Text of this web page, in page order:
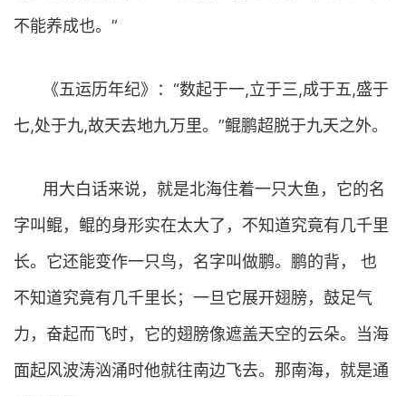
不能养成也。”
《五运历年纪》：“数起于一,立于三,成于五,盛于
七,处于九,故天去地九万里。”鲲鹏超脱于九天之外。
用大白话来说，就是北海住着一只大鱼，它的名
字叫鲲，鲲的身形实在太大了，不知道究竟有几千里
长。它还能变作一只鸟，名字叫做鹏。鹏的背， 也
不知道究竟有几千里长；一旦它展开翅膀，鼓足气
力，奋起而飞时，它的翅膀像遮盖天空的云朵。当海
面起风波涛汹涌时他就往南边飞去。那南海，就是通